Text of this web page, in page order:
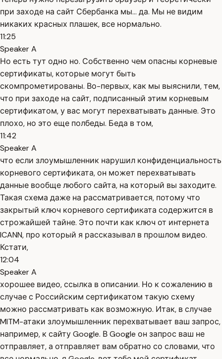
при заходе на сайт Сбербанка мы… да. Мы не видим
никаких красных плашек, все нормально.
11:25
Speaker A
Но есть тут одно но. Собственно чем опасны корневые
сертификаты, которые могут быть
скомпрометированы. Во-первых, как мы выяснили, тем,
что при заходе на сайт, подписанный этим корневым
сертификатом, у вас могут перехватывать данные. Это
плохо, но это еще полбеды. Беда в том,
11:42
Speaker A
что если злоумышленник нарушил конфиденциальность
корневого сертификата, он может перехватывать
данные вообще любого сайта, на который вы заходите.
Такая схема даже на рассматривается, потому что
закрытый ключ корневого сертификата содержится в
строжайшей тайне. Это почти как ключ от интернета
ICANN, про который я рассказывал в прошлом видео.
Кстати,
12:04
Speaker A
хорошее видео, ссылка в описании. Но к сожалению в
случае с Российским сертификатом такую схему
можно рассматривать как возможную. Итак, в случае
MITM-атаки злоумышленник перехватывает ваш запрос,
например, к сайту Google. В Google он запрос ваш не
отправляет, а отправляет вам обратно со словами, что